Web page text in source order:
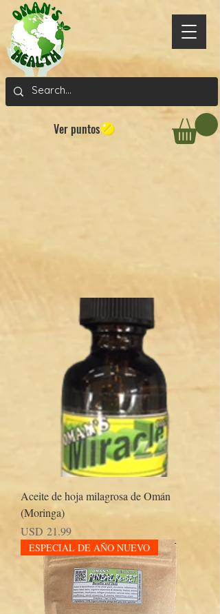
Ver puntos
Aceite de hoja milagrosa de Omán
(Moringa)
Precio
USD 21.99
ESPECIAL DE AÑO NUEVO